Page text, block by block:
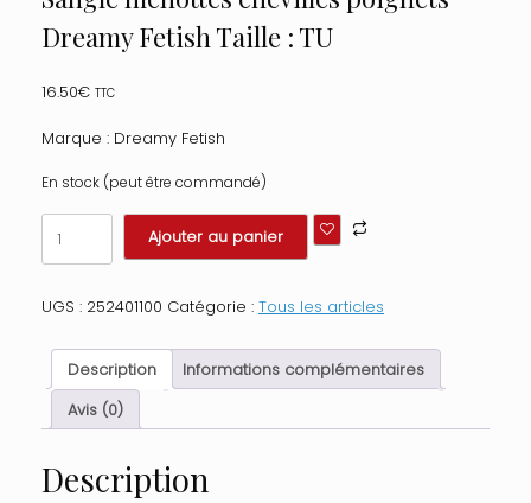
Dreamy Fetish Taille : TU
16.50€ TTC
Marque : Dreamy Fetish
En stock (peut être commandé)
de
Sangle
chevilles
Dreamy
Fetish
Taille
:
Ajouter au panier
UGS : 252401100 Catégorie : Tous les articles
Description
Informations complémentaires
Avis (0)
Description